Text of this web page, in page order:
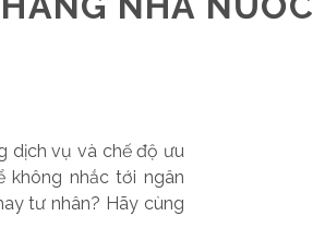
dịch vụ và chế độ ưu
không nhắc tới ngân
tư nhân? Hãy cùng